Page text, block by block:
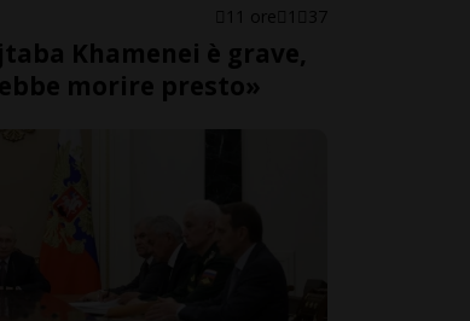
11 ore 1 37
Khamenei è grave,
morire presto»